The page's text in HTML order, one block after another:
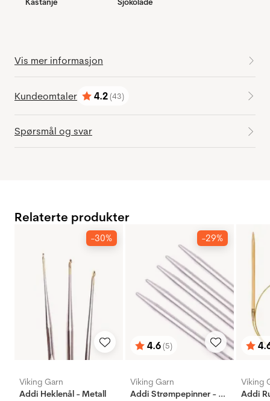
Kastanje
Sjokolade
Vis mer informasjon
Kundeomtaler
Karakter:
4.2(43)
av 5 mulige
Spørsmål og svar
Relaterte produkter
-30%
Viking Garn
Addi Heklenål - Metall
-29%
Karakter:
4.6(5)
av 5 mulige
Viking Garn
Addi Strømpepinner - Aluminium
av 5
Viking